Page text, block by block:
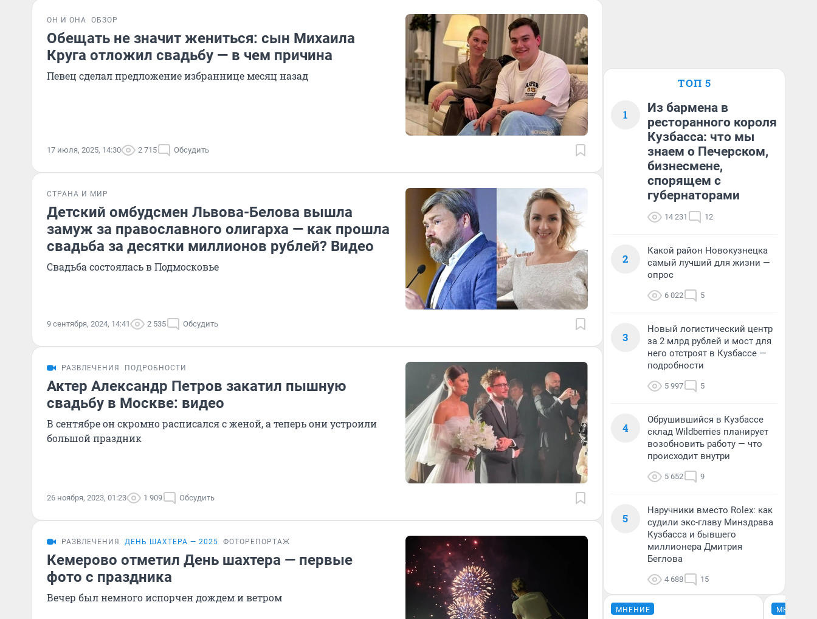
ОН И ОНА ОБЗОР
Обещать не значит жениться: сын Михаила
Круга отложил свадьбу — в чем причина
Певец сделал предложение избраннице месяц назад
17 июля, 2025, 14:30 2 715 Обсудить
СТРАНА И МИР
Детский омбудсмен Львова-Белова вышла
замуж за православного олигарха — как прошла
свадьба за десятки миллионов рублей? Видео
Свадьба состоялась в Подмосковье
9 сентября, 2024, 14:41 2 535 Обсудить
РАЗВЛЕЧЕНИЯ ПОДРОБНОСТИ
Актер Александр Петров закатил пышную
свадьбу в Москве: видео
В сентябре он скромно расписался с женой, а теперь они устроили
большой праздник
26 ноября, 2023, 01:23 1 909 Обсудить
РАЗВЛЕЧЕНИЯ ДЕНЬ ШАХТЕРА — 2025 ФОТОРЕПОРТАЖ
Кемерово отметил День шахтера — первые
фото с праздника
Вечер был немного испорчен дождем и ветром
ТОП 5
1
Из бармена в
ресторанного короля
Кузбасса: что мы
знаем о Печерском,
бизнесмене,
спорящем с
губернаторами
14 231 12
2
Какой район Новокузнецка
самый лучший для жизни —
опрос
6 022 5
3
Новый логистический центр
за 2 млрд рублей и мост для
него отстроят в Кузбассе —
подробности
5 997 5
4
Обрушившийся в Кузбассе
склад Wildberries планирует
возобновить работу — что
происходит внутри
5 652 9
5
Наручники вместо Rolex: как
судили экс-главу Минздрава
Кузбасса и бывшего
миллионера Дмитрия
Беглова
4 688 15
МНЕНИЕ МНЕНИЕ